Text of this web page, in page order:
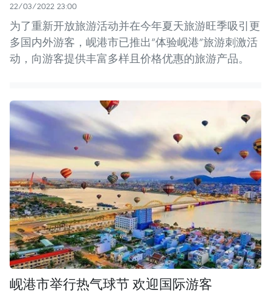
22/03/2022 23:00
为了重新开放旅游活动并在今年夏天旅游旺季吸引更
多国内外游客，岘港市已推出“体验岘港”旅游刺激活
动，向游客提供丰富多样且价格优惠的旅游产品。
岘港市举行热气球节 欢迎国际游客